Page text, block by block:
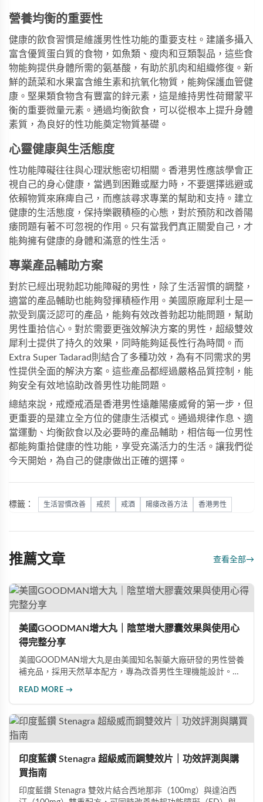
營養均衡的重要性
健康的飲食習慣是維護男性性功能的重要支柱。建議多攝入
富含優質蛋白質的食物，如魚類、瘦肉和豆類製品，這些食
物能夠提供身體所需的氨基酸，有助於肌肉和組織修復。新
鮮的蔬菜和水果富含維生素和抗氧化物質，能夠保護血管健
康。堅果類食物含有豐富的鋅元素，這是維持男性荷爾蒙平
衡的重要微量元素。通過均衡飲食，可以從根本上提升身體
素質，為良好的性功能奠定物質基礎。
心靈健康與生活態度
性功能障礙往往與心理狀態密切相關。香港男性應該學會正
視自己的身心健康，當遇到困難或壓力時，不要選擇逃避或
依賴物質來麻痺自己，而應該尋求專業的幫助和支持。建立
健康的生活態度，保持樂觀積極的心態，對於預防和改善陽
痿問題有著不可忽視的作用。只有當我們真正關愛自己，才
能夠擁有健康的身體和滿意的性生活。
專業產品輔助方案
對於已經出現勃起功能障礙的男性，除了生活習慣的調整，
適當的產品輔助也能夠發揮積極作用。 美國原廠犀利士是一
款受到廣泛認可的產品，能夠有效改善勃起功能問題，幫助
男性重拾信心。對於需要更強效解決方案的男性， 超級雙效
犀利士提供了持久的效果，同時能夠延長性行為時間。而
Extra Super Tadarad則結合了多種功效，為有不同需求的男
性提供全面的解決方案。這些產品都經過嚴格品質控制，能
夠安全有效地協助改善男性功能問題。
總結來說，戒煙戒酒是香港男性遠離陽痿威脅的第一步，但
更重要的是建立全方位的健康生活模式。通過規律作息、適
當運動、均衡飲食以及必要時的產品輔助，相信每一位男性
都能夠重拾健康的性功能，享受充滿活力的生活。讓我們從
今天開始，為自己的健康做出正確的選擇。
標籤： 生活習慣改善 戒菸 戒酒 陽痿改善方法 香港男性
推薦文章 查看全部→
美國GOODMAN增大丸｜陰莖增大膠囊效果與使用心
得完整分享
美國GOODMAN增大丸是由美國知名製藥大廠研發的男性營養
補充品，採用天然草本配方，專為改善男性生理機能設計。根
READ MORE →
印度藍鑽 Stenagra 超級威而鋼雙效片｜功效評測與購
買指南
印度藍鑽 Stenagra 雙效片結合西地那非（100mg）與達泊西